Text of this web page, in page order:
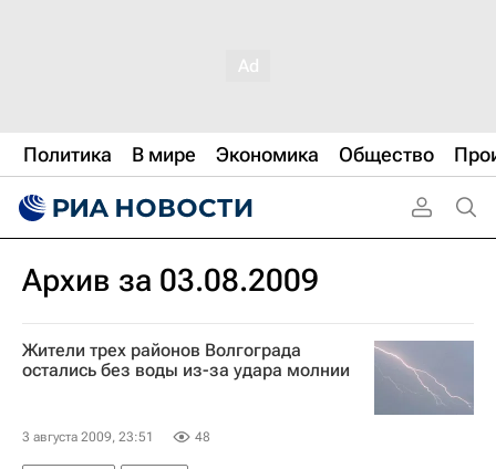
Политика В мире Экономика Общество
Архив за 03.08.2009
Жители трех районов Волгограда
остались без воды из-за удара молнии
3 августа 2009, 23:51 48